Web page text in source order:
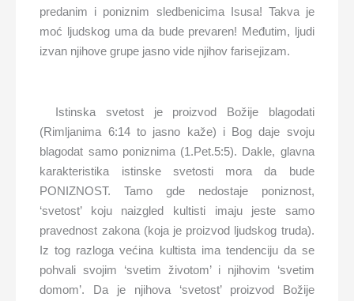
predanim i poniznim sledbenicima Isusa! Takva je
moć ljudskog uma da bude prevaren! Međutim, ljudi
izvan njihove grupe jasno vide njihov farisejizam.
Istinska svetost je proizvod Božije blagodati
(Rimljanima 6:14 to jasno kaže) i Bog daje svoju
blagodat samo poniznima (1.Pet.5:5). Dakle, glavna
karakteristika istinske svetosti mora da bude
PONIZNOST. Tamo gde nedostaje poniznost,
‘svetost’ koju naizgled kultisti imaju jeste samo
pravednost zakona (koja je proizvod ljudskog truda).
Iz tog razloga većina kultista ima tendenciju da se
pohvali svojim ‘svetim životom’ i njihovim ‘svetim
domom’. Da je njihova ‘svetost’ proizvod Božije